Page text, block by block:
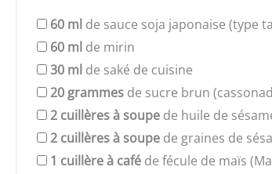
60 ml de sauce soja japonaise (type
60 ml de mirin
30 ml de saké de cuisine
20 grammes de sucre brun
2 cuillères à soupe de huile de
2 cuillères à soupe de graines de
1 cuillère à café de fécule de maïs